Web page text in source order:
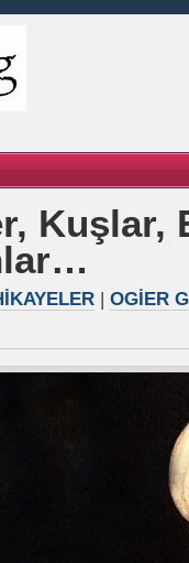
Kuşlar,
| OGIER